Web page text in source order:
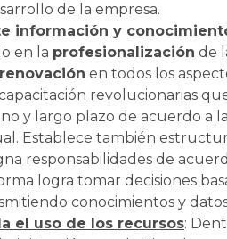
de la empresa.
información y
en la profesionalización de
en todos los
revolucionarias
y largo plazo de acuerdo a
Establece también
responsabilidades de
logra tomar decisiones
conocimientos y
el uso de los recursos: